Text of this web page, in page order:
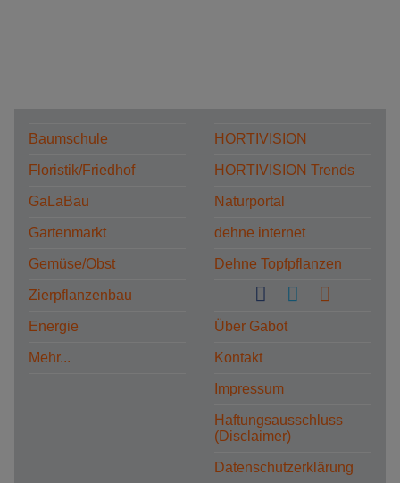
Baumschule
Floristik/Friedhof
GaLaBau
Gartenmarkt
Gemüse/Obst
Zierpflanzenbau
Energie
Mehr...
HORTIVISION
HORTIVISION Trends
Naturportal
dehne internet
Dehne Topfpflanzen
Über Gabot
Kontakt
Impressum
Haftungsausschluss
(Disclaimer)
Datenschutzerklärung